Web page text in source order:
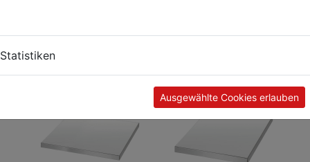
Statistiken
Ausgewählte Cookies erlauben